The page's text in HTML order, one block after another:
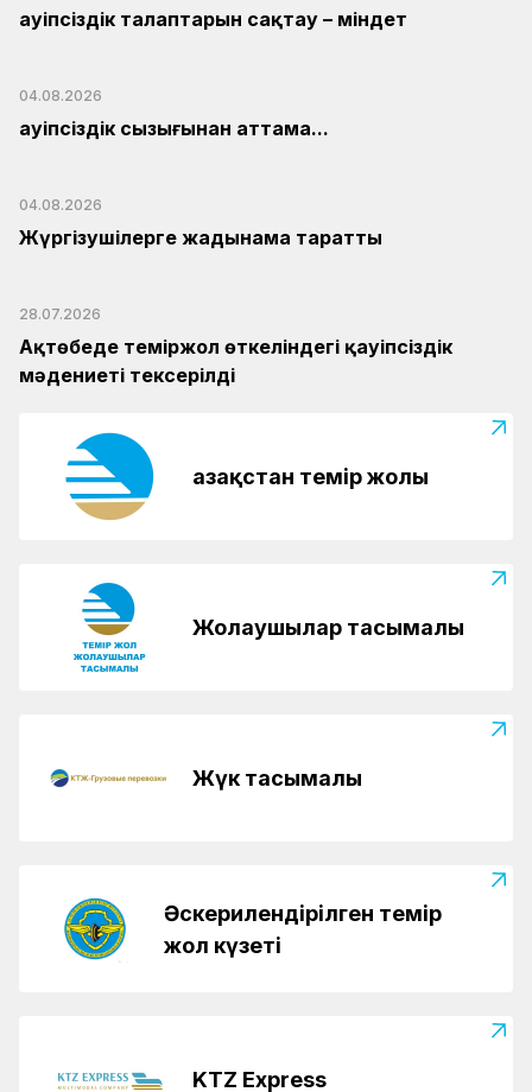
Қауіпсіздік талаптарын сақтау – міндет
04.08.2026
Қауіпсіздік сызығынан аттама...
04.08.2026
Жүргізушілерге жадынама таратты
28.07.2026
Ақтөбеде теміржол өткеліндегі қауіпсіздік
мәдениеті тексерілді
Қазақстан темір жолы
Жолаушылар тасымалы
Жүк тасымалы
Әскерилендірілген темір
жол күзеті
KTZ Express